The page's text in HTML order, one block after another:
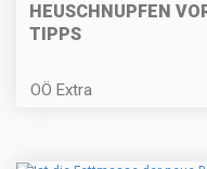
HEUSCHNUPFEN
TIPPS
OÖ Extra